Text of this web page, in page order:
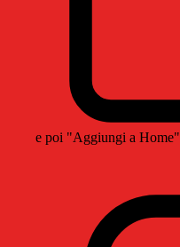
e poi "Aggiungi a Home"